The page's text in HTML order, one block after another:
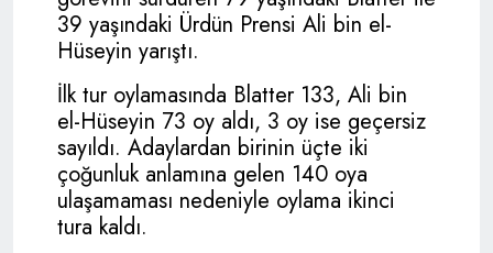
39 yaşındaki Ürdün Prensi Ali bin el-
Hüseyin yarıştı.
İlk tur oylamasında Blatter 133, Ali bin
el-Hüseyin 73 oy aldı, 3 oy ise geçersiz
sayıldı. Adaylardan birinin üçte iki
çoğunluk anlamına gelen 140 oya
ulaşamaması nedeniyle oylama ikinci
tura kaldı.